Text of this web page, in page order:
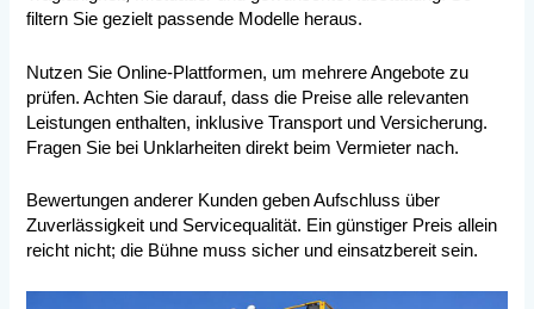
filtern Sie gezielt passende Modelle heraus.
Nutzen Sie Online-Plattformen, um mehrere Angebote zu
prüfen. Achten Sie darauf, dass die Preise alle relevanten
Leistungen enthalten, inklusive Transport und Versicherung.
Fragen Sie bei Unklarheiten direkt beim Vermieter nach.
Bewertungen anderer Kunden geben Aufschluss über
Zuverlässigkeit und Servicequalität. Ein günstiger Preis allein
reicht nicht; die Bühne muss sicher und einsatzbereit sein.